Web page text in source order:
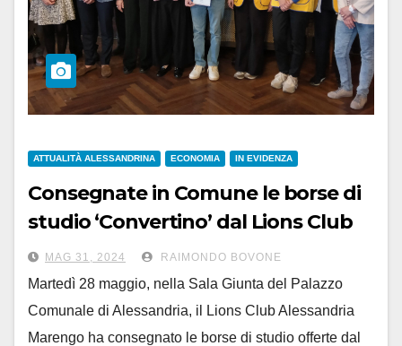
ATTUALITÀ ALESSANDRINA ECONOMIA IN EVIDENZA
Consegnate in Comune le borse di
studio ‘Convertino’ dal Lions Club
Alessandria Marengo
MAG 31, 2024 RAIMONDO BOVONE
Martedì 28 maggio, nella Sala Giunta del Palazzo
Comunale di Alessandria, il Lions Club Alessandria
Marengo ha consegnato le borse di studio offerte dal